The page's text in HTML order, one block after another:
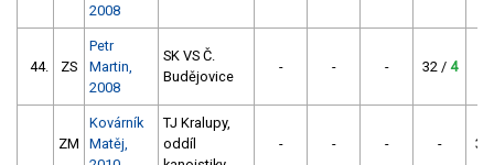
2008
44. ZS
Petr
Martin,
2008
SK VS Č.
Budějovice
- - - 32 / 4
ZM
Kovárník
Matěj,
TJ Kralupy,
oddíl
- - - -